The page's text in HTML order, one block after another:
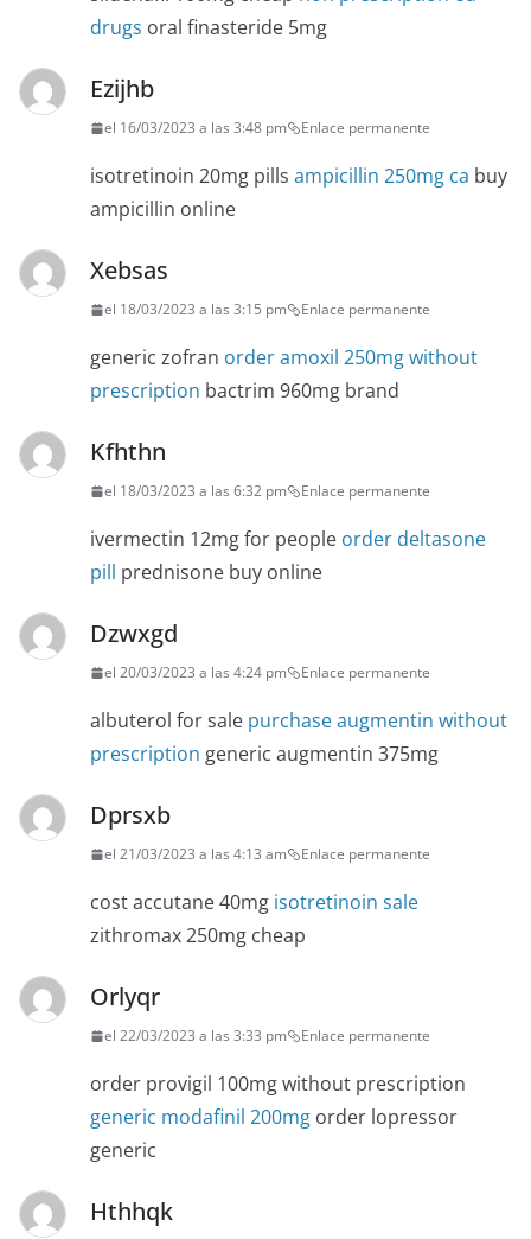
drugs oral finasteride 5mg
Ezijhb
el 16/03/2023 a las 3:48 pm Enlace permanente
isotretinoin 20mg pills ampicillin 250mg ca buy
ampicillin online
Xebsas
el 18/03/2023 a las 3:15 pm Enlace permanente
generic zofran order amoxil 250mg without
prescription bactrim 960mg brand
Kfhthn
el 18/03/2023 a las 6:32 pm Enlace permanente
ivermectin 12mg for people order deltasone
pill prednisone buy online
Dzwxgd
el 20/03/2023 a las 4:24 pm Enlace permanente
albuterol for sale purchase augmentin without
prescription generic augmentin 375mg
Dprsxb
el 21/03/2023 a las 4:13 am Enlace permanente
cost accutane 40mg isotretinoin sale
zithromax 250mg cheap
Orlyqr
el 22/03/2023 a las 3:33 pm Enlace permanente
order provigil 100mg without prescription
generic modafinil 200mg order lopressor
generic
Hthhqk